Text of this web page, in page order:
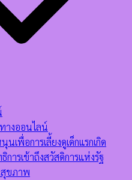
างออนไลน์
นเพื่อการเลี้ยงดูเด็กแรกเกิด
การเข้าถึงสวัสดิการแห่งรัฐ
ขภาพ